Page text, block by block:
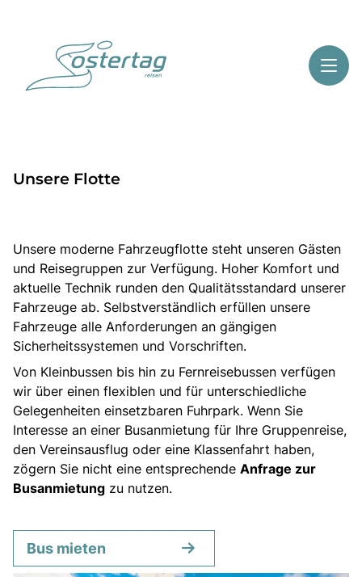
Highlights
Kontakt
Start
Mehrtagesreisen
Tagesreisen
Bus anmieten
Service
Kontakt
Unsere Flotte
Unsere moderne Fahrzeugflotte steht unseren Gästen
und Reisegruppen zur Verfügung. Hoher Komfort und
aktuelle Technik runden den Qualitätsstandard unserer
Fahrzeuge ab. Selbstverständlich erfüllen unsere
Fahrzeuge alle Anforderungen an gängigen
Sicherheitssystemen und Vorschriften.
Von Kleinbussen bis hin zu Fernreisebussen verfügen
wir über einen flexiblen und für unterschiedliche
Gelegenheiten einsetzbaren Fuhrpark. Wenn Sie
Interesse an einer Busanmietung für Ihre Gruppenreise,
den Vereinsausflug oder eine Klassenfahrt haben,
zögern Sie nicht eine entsprechende Anfrage zur
Busanmietung zu nutzen.
Bus mieten